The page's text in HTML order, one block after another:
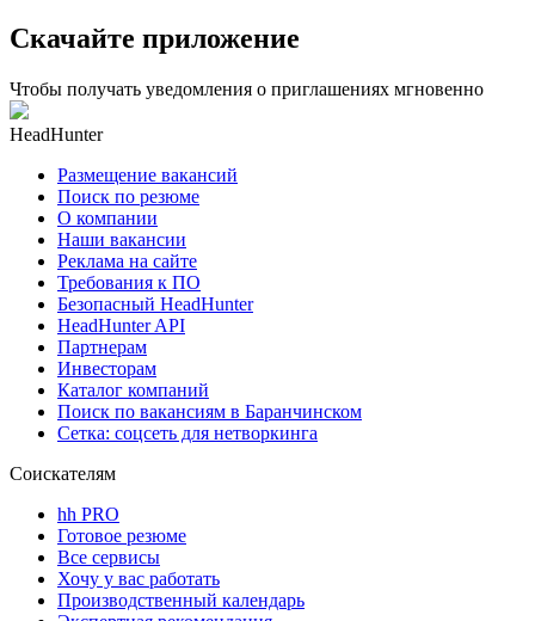
Скачайте приложение
Чтобы получать уведомления о приглашениях мгновенно
HeadHunter
Размещение вакансий
Поиск по резюме
О компании
Наши вакансии
Реклама на сайте
Требования к ПО
Безопасный HeadHunter
HeadHunter API
Партнерам
Инвесторам
Каталог компаний
Поиск по вакансиям в Баранчинском
Сетка: соцсеть для нетворкинга
Соискателям
hh PRO
Готовое резюме
Все сервисы
Хочу у вас работать
Производственный календарь